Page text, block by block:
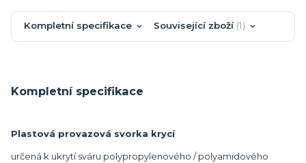
Kompletní specifikace Související zboží 1
Kompletní specifikace
Plastová provazová svorka krycí
určená k ukrytí sváru polypropylenového / polyamidového